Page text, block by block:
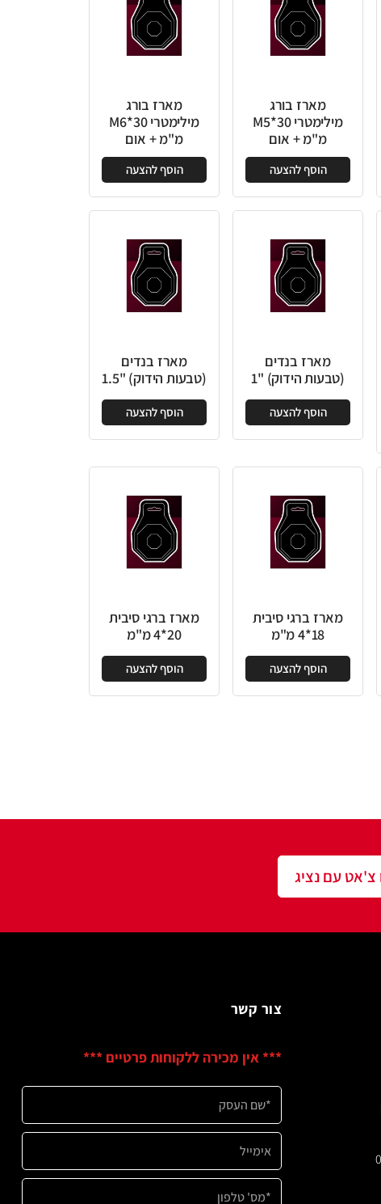
מארז בורג
מילימטרי 30*M5
מ"מ + אום
הוסף להצעה
מארז בורג
מילימטרי 30*M6
מ"מ + אום
הוסף להצעה
מארז בנדים
(טבעות הידוק) "1
הוסף להצעה
מארז בנדים
(טבעות הידוק) "1.5
הוסף להצעה
מארז ברגי סיבית
18*4 מ"מ
הוסף להצעה
מארז ברגי סיבית
20*4 מ"מ
הוסף להצעה
מארז ברגי סיבית
30*4.5 מ"מ
מארז ברגי סיבית
הוסף להצעה
45*4.5 מ"מ